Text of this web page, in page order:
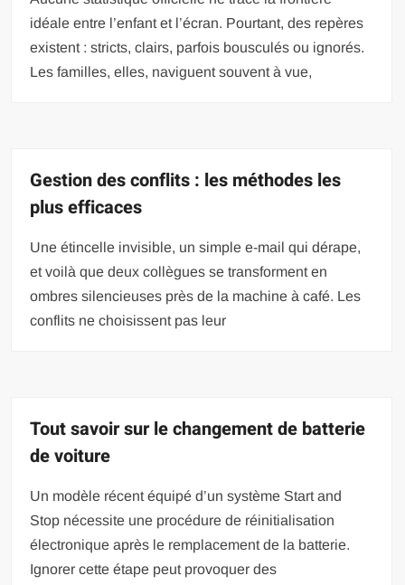
idéale entre l’enfant et l’écran. Pourtant, des repères
existent : stricts, clairs, parfois bousculés ou ignorés.
Les familles, elles, naviguent souvent à vue,
Gestion des conflits : les méthodes les
plus efficaces
Une étincelle invisible, un simple e-mail qui dérape,
et voilà que deux collègues se transforment en
ombres silencieuses près de la machine à café. Les
conflits ne choisissent pas leur
Tout savoir sur le changement de batterie
de voiture
Un modèle récent équipé d’un système Start and
Stop nécessite une procédure de réinitialisation
électronique après le remplacement de la batterie.
Ignorer cette étape peut provoquer des